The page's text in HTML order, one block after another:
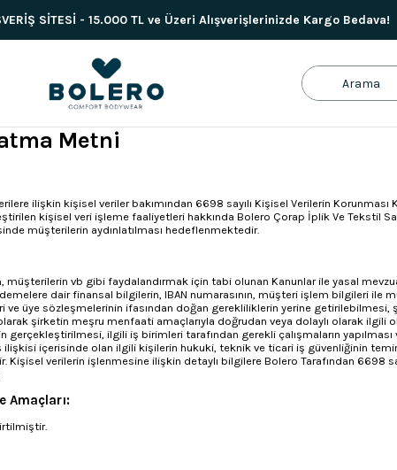
SİTESİ - 15.000 TL ve Üzeri Alışverişlerinizde Kargo Bedava!
Metni
ilişkin kişisel veriler bakımından 6698 sayılı Kişisel Verilerin Korunması
kişisel veri işleme faaliyetleri hakkında Bolero Çorap İplik Ve Tekstil
müşterilerin aydınlatılması hedeflenmektedir.
vb gibi faydalandırmak için tabi olunan Kanunlar ile yasal
dair finansal bilgilerin, IBAN numarasının, müşteri işlem bilgileri ile
üye sözleşmelerinin ifasından doğan gerekliliklerin yerine getirilebilmesi,
şirketin meşru menfaati amaçlarıyla doğrudan veya dolaylı olarak ilgili
ilgili iş birimleri tarafından gerekli çalışmaların
içerisinde olan ilgili kişilerin hukuki, teknik ve ticari iş güvenliğinin
verilerin işlenmesine ilişkin detaylı bilgilere Bolero Tarafından 6698
Amaçları: